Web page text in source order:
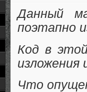
Данный
поэтапно
Код в
изложения
Что